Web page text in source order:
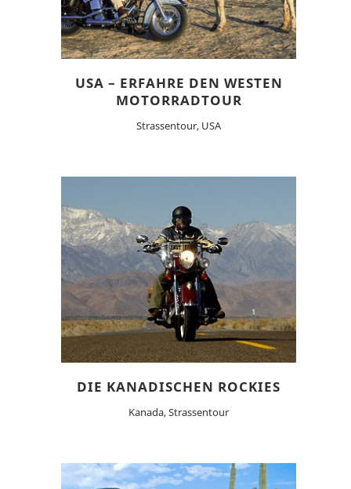
USA – ERFAHRE DEN WESTEN
MOTORRADTOUR
Strassentour, USA
DIE KANADISCHEN ROCKIES
Kanada, Strassentour